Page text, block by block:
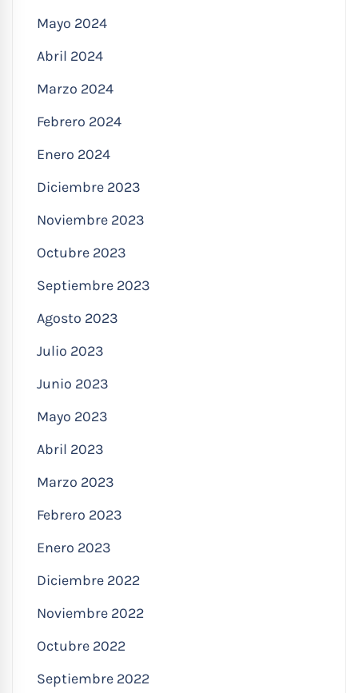
Mayo 2024
Abril 2024
Marzo 2024
Febrero 2024
Enero 2024
Diciembre 2023
Noviembre 2023
Octubre 2023
Septiembre 2023
Agosto 2023
Julio 2023
Junio 2023
Mayo 2023
Abril 2023
Marzo 2023
Febrero 2023
Enero 2023
Diciembre 2022
Noviembre 2022
Octubre 2022
Septiembre 2022